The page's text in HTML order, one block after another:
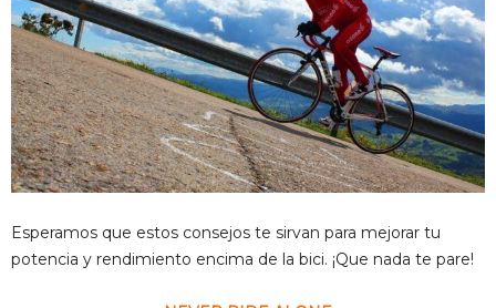
Esperamos que estos consejos te sirvan para mejorar tu
potencia y rendimiento encima de la bici. ¡Que nada te pare!